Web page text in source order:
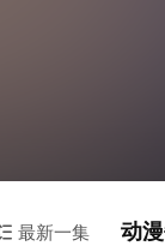
最新一集 动